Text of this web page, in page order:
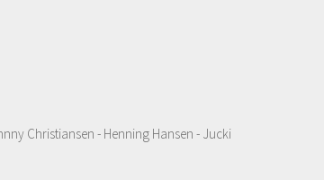
Christiansen - Henning Hansen - Jucki